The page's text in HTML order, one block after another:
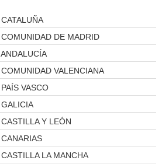
CATALUÑA
COMUNIDAD DE MADRID
ANDALUCÍA
COMUNIDAD VALENCIANA
PAÍS VASCO
GALICIA
CASTILLA Y LEÓN
CANARIAS
CASTILLA LA MANCHA